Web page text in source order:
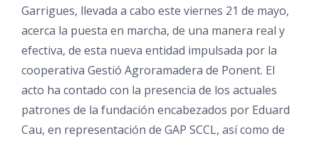
Garrigues, llevada a cabo este viernes 21 de mayo,
acerca la puesta en marcha, de una manera real y
efectiva, de esta nueva entidad impulsada por la
cooperativa Gestió Agroramadera de Ponent. El
acto ha contado con la presencia de los actuales
patrones de la fundación encabezados por Eduard
Cau, en representación de GAP SCCL, así como de